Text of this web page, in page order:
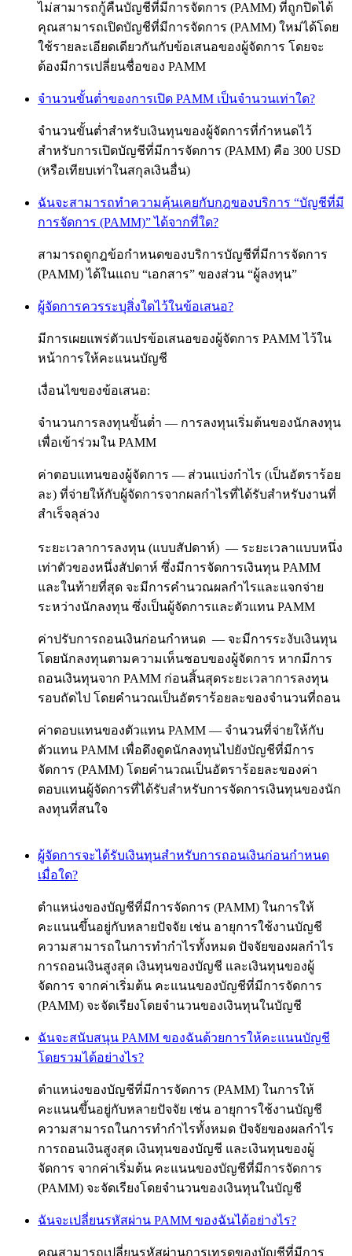
ไม่สามารถกู้คืนบัญชีที่มีการจัดการ (PAMM) ที่ถูกปิดได้
คุณสามารถเปิดบัญชีที่มีการจัดการ (PAMM) ใหม่ได้โดย
ใช้รายละเอียดเดียวกันกับข้อเสนอของผู้จัดการ โดยจะ
ต้องมีการเปลี่ยนชื่อของ PAMM
จำนวนขั้นต่ำของการเปิด PAMM เป็นจำนวนเท่าใด?
จำนวนขั้นต่ำสำหรับเงินทุนของผู้จัดการที่กำหนดไว้
สำหรับการเปิดบัญชีที่มีการจัดการ (PAMM) คือ 300 USD
(หรือเทียบเท่าในสกุลเงินอื่น)
ฉันจะสามารถทำความคุ้นเคยกับกฎของบริการ “บัญชีที่มี
การจัดการ (PAMM)” ได้จากที่ใด?
สามารถดูกฎข้อกำหนดของบริการบัญชีที่มีการจัดการ
(PAMM) ได้ในแถบ “เอกสาร” ของส่วน “ผู้ลงทุน”
ผู้จัดการควรระบุสิ่งใดไว้ในข้อเสนอ?
มีการเผยแพร่ตัวแปรข้อเสนอของผู้จัดการ PAMM ไว้ใน
หน้าการให้คะแนนบัญชี
เงื่อนไขของข้อเสนอ:
จำนวนการลงทุนขั้นต่ำ — การลงทุนเริ่มต้นของนักลงทุน
เพื่อเข้าร่วมใน PAMM
ค่าตอบแทนของผู้จัดการ — ส่วนแบ่งกำไร (เป็นอัตราร้อย
ละ) ที่จ่ายให้กับผู้จัดการจากผลกำไรที่ได้รับสำหรับงานที่
สำเร็จลุล่วง
ระยะเวลาการลงทุน (แบบสัปดาห์) — ระยะเวลาแบบหนึ่ง
เท่าตัวของหนึ่งสัปดาห์ ซึ่งมีการจัดการเงินทุน PAMM
และในท้ายที่สุด จะมีการคำนวณผลกำไรและแจกจ่าย
ระหว่างนักลงทุน ซึ่งเป็นผู้จัดการและตัวแทน PAMM
ค่าปรับการถอนเงินก่อนกำหนด — จะมีการระงับเงินทุน
โดยนักลงทุนตามความเห็นชอบของผู้จัดการ หากมีการ
ถอนเงินทุนจาก PAMM ก่อนสิ้นสุดระยะเวลาการลงทุน
รอบถัดไป โดยคำนวณเป็นอัตราร้อยละของจำนวนที่ถอน
ค่าตอบแทนของตัวแทน PAMM — จำนวนที่จ่ายให้กับ
ตัวแทน PAMM เพื่อดึงดูดนักลงทุนไปยังบัญชีที่มีการ
จัดการ (PAMM) โดยคำนวณเป็นอัตราร้อยละของค่า
ตอบแทนผู้จัดการที่ได้รับสำหรับการจัดการเงินทุนของนัก
ลงทุนที่สนใจ
ผู้จัดการจะได้รับเงินทุนสำหรับการถอนเงินก่อนกำหนด
เมื่อใด?
ตำแหน่งของบัญชีที่มีการจัดการ (PAMM) ในการให้
คะแนนขึ้นอยู่กับหลายปัจจัย เช่น อายุการใช้งานบัญชี
ความสามารถในการทำกำไรทั้งหมด ปัจจัยของผลกำไร
การถอนเงินสูงสุด เงินทุนของบัญชี และเงินทุนของผู้
จัดการ จากค่าเริ่มต้น คะแนนของบัญชีที่มีการจัดการ
(PAMM) จะจัดเรียงโดยจำนวนของเงินทุนในบัญชี
ฉันจะสนับสนุน PAMM ของฉันด้วยการให้คะแนนบัญชี
โดยรวมได้อย่างไร?
ตำแหน่งของบัญชีที่มีการจัดการ (PAMM) ในการให้
คะแนนขึ้นอยู่กับหลายปัจจัย เช่น อายุการใช้งานบัญชี
ความสามารถในการทำกำไรทั้งหมด ปัจจัยของผลกำไร
การถอนเงินสูงสุด เงินทุนของบัญชี และเงินทุนของผู้
จัดการ จากค่าเริ่มต้น คะแนนของบัญชีที่มีการจัดการ
(PAMM) จะจัดเรียงโดยจำนวนของเงินทุนในบัญชี
ฉันจะเปลี่ยนรหัสผ่าน PAMM ของฉันได้อย่างไร?
คุณสามารถเปลี่ยนรหัสผ่านการเทรดของบัญชีที่มีการ